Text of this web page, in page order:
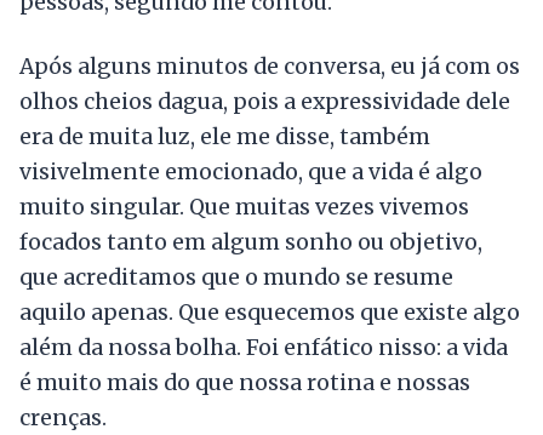
Após alguns minutos de conversa, eu já com os
olhos cheios dagua, pois a expressividade dele
era de muita luz, ele me disse, também
visivelmente emocionado, que a vida é algo
muito singular. Que muitas vezes vivemos
focados tanto em algum sonho ou objetivo,
que acreditamos que o mundo se resume
aquilo apenas. Que esquecemos que existe algo
além da nossa bolha. Foi enfático nisso: a vida
é muito mais do que nossa rotina e nossas
crenças.